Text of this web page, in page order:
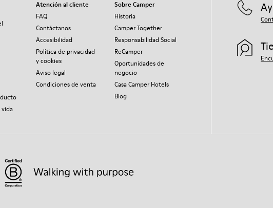
vida
Atención al cliente
FAQ
Contáctanos
Accesibilidad
Política de privacidad
y cookies
Aviso legal
Condiciones de venta
Sobre Camper
Historia
Camper Together
Responsabilidad Social
ReCamper
Oportunidades de
negocio
Casa Camper Hotels
Blog